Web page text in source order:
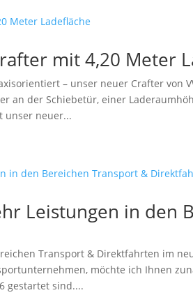
mit 4,20 Meter
– unser neuer Crafter von
an der Schiebetür, einer
unser neuer...
Leistungen in den
Transport & Direktfahrten im
möchte ich Ihnen
gestartet sind....